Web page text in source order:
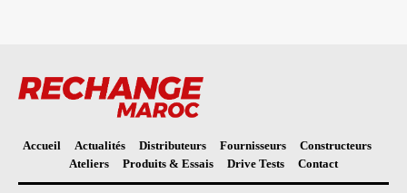
Accueil Actualités Distributeurs Fournisseurs
Constructeurs
Ateliers
Produits & Essais Drive Tests Contact